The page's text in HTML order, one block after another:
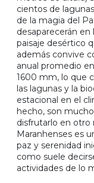
cientos de
de la magia del
desaparecerán en
paisaje desértico
además convive
anual promedio
1600 mm, lo que
las lagunas y la
estacional en el
hecho, son
disfrutarlo en
Maranhenses es
paz y serenidad
como suele
actividades de lo